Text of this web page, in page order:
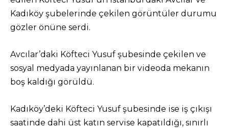
Kadıköy şubelerinde çekilen görüntüler durumu
gözler önüne serdi.
Avcılar’daki Köfteci Yusuf şubesinde çekilen ve
sosyal medyada yayınlanan bir videoda mekanın
boş kaldığı görüldü.
Kadıköy’deki Köfteci Yusuf şubesinde ise iş çıkışı
saatinde dahi üst katın servise kapatıldığı, sınırlı